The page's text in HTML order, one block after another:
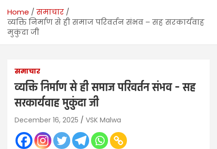
Home
समाचार
व्यक्ति निर्माण से ही समाज परिवर्तन संभव – सह सरकार्यवाह
मुकुंदा जी
समाचार
व्यक्ति निर्माण से ही समाज परिवर्तन संभव – सह
सरकार्यवाह मुकुंदा जी
December 16, 2025 VSK Malwa